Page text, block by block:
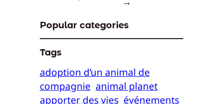
Popular categories
Tags
adoption d’un animal de
compagnie animal planet
apporter des vies événements